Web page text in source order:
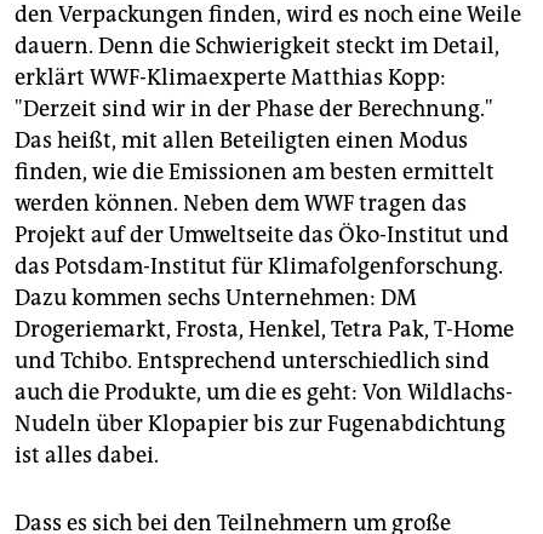
den Verpackungen finden, wird es noch eine Weile
dauern. Denn die Schwierigkeit steckt im Detail,
erklärt WWF-Klimaexperte Matthias Kopp:
"Derzeit sind wir in der Phase der Berechnung."
Das heißt, mit allen Beteiligten einen Modus
finden, wie die Emissionen am besten ermittelt
werden können. Neben dem WWF tragen das
Projekt auf der Umweltseite das Öko-Institut und
das Potsdam-Institut für Klimafolgenforschung.
Dazu kommen sechs Unternehmen: DM
Drogeriemarkt, Frosta, Henkel, Tetra Pak, T-Home
und Tchibo. Entsprechend unterschiedlich sind
auch die Produkte, um die es geht: Von Wildlachs-
Nudeln über Klopapier bis zur Fugenabdichtung
ist alles dabei.
Dass es sich bei den Teilnehmern um große